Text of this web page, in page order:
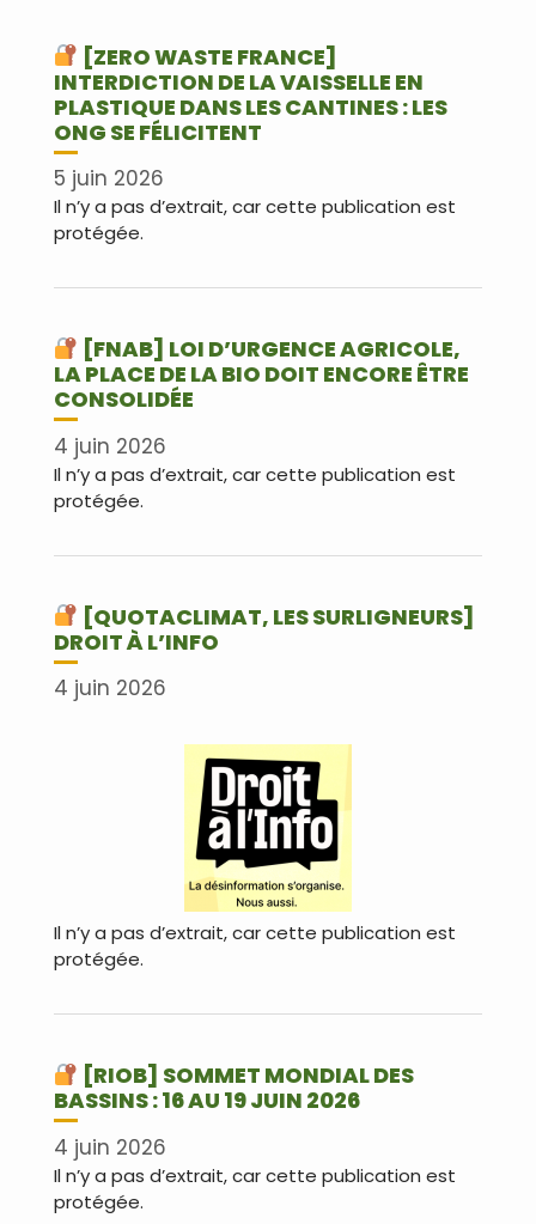
[ZERO WASTE FRANCE]
INTERDICTION DE LA VAISSELLE EN
PLASTIQUE DANS LES CANTINES : LES
ONG SE FÉLICITENT
5 juin 2026
Il n’y a pas d’extrait, car cette publication est
protégée.
[FNAB] LOI D’URGENCE AGRICOLE,
LA PLACE DE LA BIO DOIT ENCORE ÊTRE
CONSOLIDÉE
4 juin 2026
Il n’y a pas d’extrait, car cette publication est
protégée.
[QUOTACLIMAT, LES SURLIGNEURS]
DROIT À L’INFO
4 juin 2026
Il n’y a pas d’extrait, car cette publication est
protégée.
[RIOB] SOMMET MONDIAL DES
BASSINS : 16 AU 19 JUIN 2026
4 juin 2026
Il n’y a pas d’extrait, car cette publication est
protégée.